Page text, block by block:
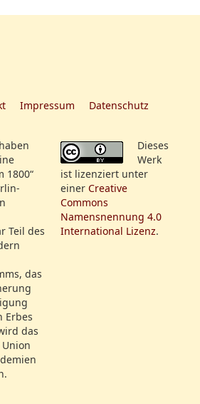
Impressum Datenschutz
1800“
Teil des
das
Erbes
das
Dieses
Werk
ist lizenziert unter
einer Creative
Commons
Namensnennung 4.0
International Lizenz.